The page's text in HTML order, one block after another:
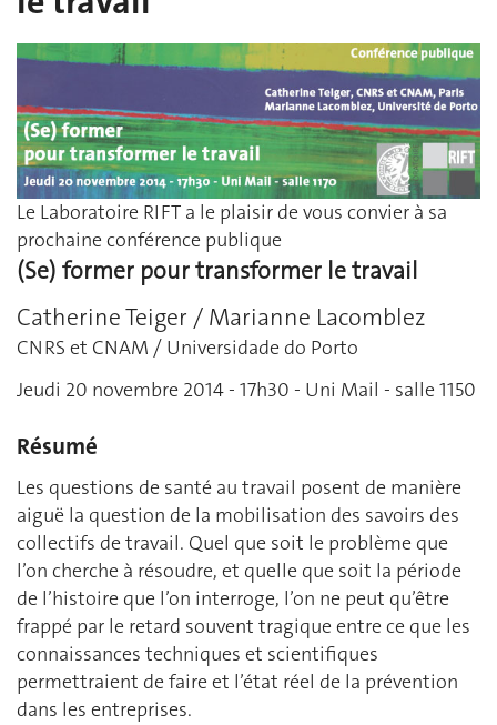
Le Laboratoire RIFT a le plaisir de vous convier à sa
prochaine conférence publique
(Se) former pour transformer le travail
Catherine Teiger / Marianne Lacomblez
CNRS et CNAM / Universidade do Porto
Jeudi 20 novembre 2014 - 17h30 - Uni Mail - salle 1150
Résumé
Les questions de santé au travail posent de manière
aiguë la question de la mobilisation des savoirs des
collectifs de travail. Quel que soit le problème que
l’on cherche à résoudre, et quelle que soit la période
de l’histoire que l’on interroge, l’on ne peut qu’être
frappé par le retard souvent tragique entre ce que les
connaissances techniques et scientifiques
permettraient de faire et l’état réel de la prévention
dans les entreprises.